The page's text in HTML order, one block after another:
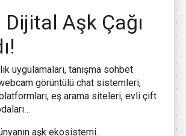
Dijital Aşk Çağı
uygulamaları, tanışma sohbet
görüntülü chat sistemleri,
eş arama siteleri, evli çift
aşk ekosistemi.